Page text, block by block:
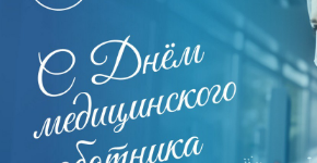
Политика в отношении обработки данных
ИНН:7017419794
Юридический адрес: 634050, Томская
ОГРН: 1177000100067